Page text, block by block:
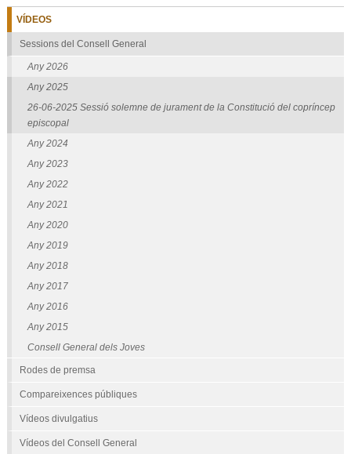
VÍDEOS
Sessions del Consell General
Any 2026
Any 2025
26-06-2025 Sessió solemne de jurament de la Constitució del copríncep
episcopal
Any 2024
Any 2023
Any 2022
Any 2021
Any 2020
Any 2019
Any 2018
Any 2017
Any 2016
Any 2015
Consell General dels Joves
Rodes de premsa
Compareixences públiques
Vídeos divulgatius
Vídeos del Consell General